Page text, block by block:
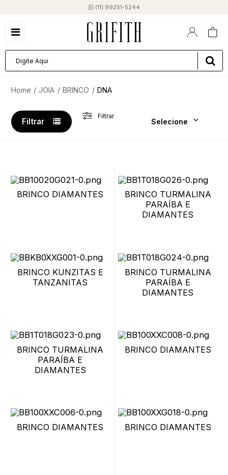
(11) 99251-5244
JOIA BRINCO DNA
Filtrar
Filtrar
Selecione
BRINCO DIAMANTES
BRINCO TURMALINA
PARAÍBA E
DIAMANTES
BRINCO KUNZITAS E
TANZANITAS
BRINCO TURMALINA
PARAÍBA E
DIAMANTES
BRINCO TURMALINA
PARAÍBA E
DIAMANTES
BRINCO DIAMANTES
BRINCO DIAMANTES BRINCO DIAMANTES